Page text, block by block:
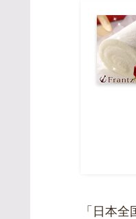
「日本